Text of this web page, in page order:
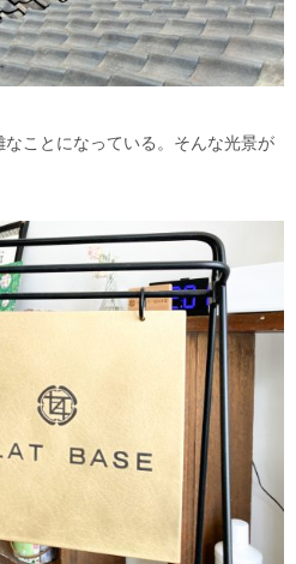
ことになっている。そんな光景が